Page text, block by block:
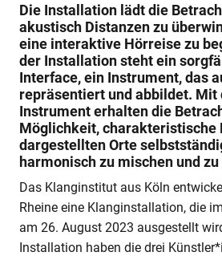
Die Installation lädt die
akustisch Distanzen zu
eine interaktive Hörreise zu
der Installation steht ein
Interface, ein Instrument, das
repräsentiert und abbildet.
Instrument erhalten die
Möglichkeit, charakteristische
dargestellten Orte
harmonisch zu mischen und
Das Klanginstitut aus Köln
Rheine eine Klanginstallation, die
am 26. August 2023 ausgestellt
Installation haben die drei